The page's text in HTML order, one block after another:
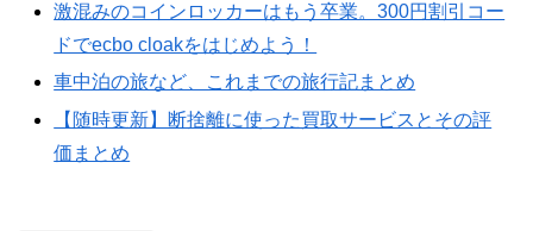
激混みのコインロッカーはもう卒業。300円割引コー
ドでecbo cloakをはじめよう！
車中泊の旅など、これまでの旅行記まとめ
【随時更新】断捨離に使った買取サービスとその評
価まとめ